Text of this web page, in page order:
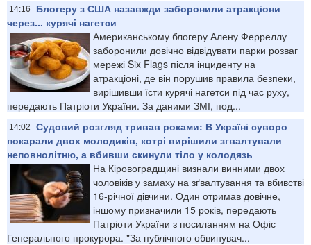
14:16
Блогеру з США назавжди заборонили атракціони
через... курячі нагетси
Американському блогеру Алену Ферреллу
заборонили довічно відвідувати парки розваг
мережі Six Flags після інциденту на
атракціоні, де він порушив правила безпеки,
вирішивши їсти курячі нагетси під час руху,
передають Патріоти України. За даними ЗМІ, под...
14:02
Судовий розгляд тривав роками: В Україні суворо
покарали двох молодиків, котрі вирішили згвалтували
неповнолітню, а вбивши скинули тіло у колодязь
На Кіровоградщині визнали винними двох
чоловіків у замаху на зґвалтування та вбивстві
16-річної дівчини. Один отримав довічне,
іншому призначили 15 років, передають
Патріоти України з посиланням на Офіс
Генерального прокурора. "За публічного обвинувач...